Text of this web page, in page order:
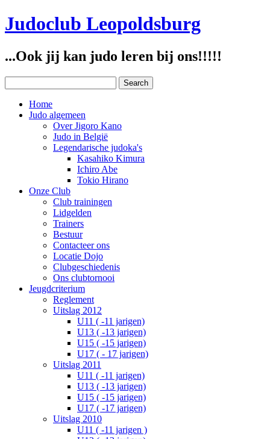
Judoclub Leopoldsburg
...Ook jij kan judo leren bij ons!!!!!
Home
Judo algemeen
Over Jigoro Kano
Judo in België
Legendarische judoka's
Kasahiko Kimura
Ichiro Abe
Tokio Hirano
Onze Club
Club trainingen
Lidgelden
Trainers
Bestuur
Contacteer ons
Locatie Dojo
Clubgeschiedenis
Ons clubtornooi
Jeugdcriterium
Reglement
Uitslag 2012
U11 ( -11 jarigen)
U13 ( -13 jarigen)
U15 ( -15 jarigen)
U17 ( - 17 jarigen)
Uitslag 2011
U11 ( -11 jarigen)
U13 ( -13 jarigen)
U15 ( -15 jarigen)
U17 ( -17 jarigen)
Uitslag 2010
U11 ( -11 jarigen )